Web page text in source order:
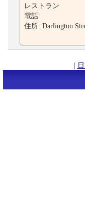
レストラン
電話:
住所: Darlington
|